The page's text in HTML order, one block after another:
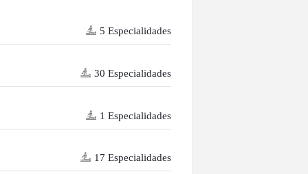
5 Especialidades
30 Especialidades
1 Especialidades
17 Especialidades